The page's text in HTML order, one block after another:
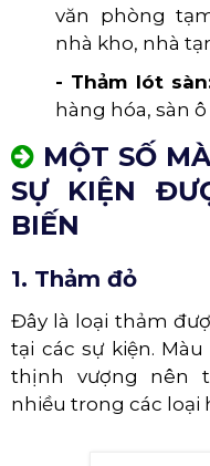
văn phòng
nhà kho, nhà
- Thảm lót
hàng hóa, sàn
MỘT SỐ
SỰ KIỆN
BIẾN
1. Thảm đỏ
Đây là loại thảm
tại các sự kiện.
thịnh vượng nên
nhiều trong các loại